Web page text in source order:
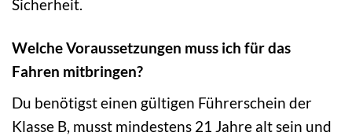
Sicherheit.
Welche Voraussetzungen muss ich für das
Fahren mitbringen?
Du benötigst einen gültigen Führerschein der
Klasse B, musst mindestens 21 Jahre alt sein und